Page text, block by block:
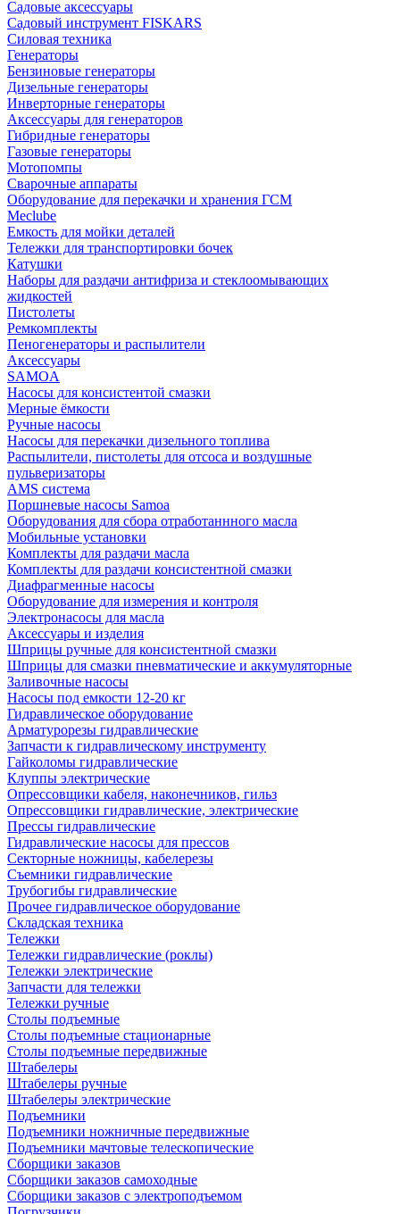
Садовые аксессуары
Садовый инструмент FISKARS
Силовая техника
Генераторы
Бензиновые генераторы
Дизельные генераторы
Инверторные генераторы
Аксессуары для генераторов
Гибридные генераторы
Газовые генераторы
Мотопомпы
Сварочные аппараты
Оборудование для перекачки и хранения ГСМ
Meclube
Емкость для мойки деталей
Тележки для транспортировки бочек
Катушки
Наборы для раздачи антифриза и стеклоомывающих
жидкостей
Пистолеты
Ремкомплекты
Пеногенераторы и распылители
Аксессуары
SAMOA
Насосы для консистентой смазки
Мерные ёмкости
Ручные насосы
Насосы для перекачки дизельного топлива
Распылители, пистолеты для отсоса и воздушные
пульверизаторы
AMS система
Поршневые насосы Samoa
Оборудования для сбора отработаннного масла
Мобильные установки
Комплекты для раздачи масла
Комплекты для раздачи консистентной смазки
Диафрагменные насосы
Оборудование для измерения и контроля
Электронасосы для масла
Аксессуары и изделия
Шприцы ручные для консистентной смазки
Шприцы для смазки пневматические и аккумуляторные
Заливочные насосы
Насосы под емкости 12-20 кг
Гидравлическое оборудование
Арматурорезы гидравлические
Запчасти к гидравлическому инструменту
Гайколомы гидравлические
Клуппы электрические
Опрессовщики кабеля, наконечников, гильз
Опрессовщики гидравлические, электрические
Прессы гидравлические
Гидравлические насосы для прессов
Секторные ножницы, кабелерезы
Съемники гидравлические
Трубогибы гидравлические
Прочее гидравлическое оборудование
Складская техника
Тележки
Тележки гидравлические (роклы)
Тележки электрические
Запчасти для тележки
Тележки ручные
Столы подъемные
Столы подъемные стационарные
Столы подъемные передвижные
Штабелеры
Штабелеры ручные
Штабелеры электрические
Подъемники
Подъемники ножничные передвижные
Подъемники мачтовые телескопические
Сборщики заказов
Сборщики заказов самоходные
Сборщики заказов с электроподъемом